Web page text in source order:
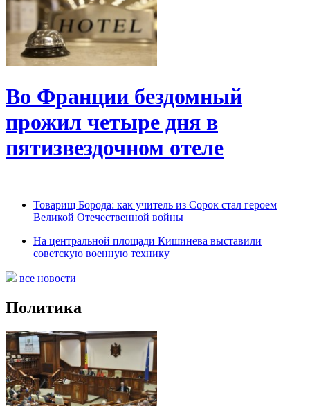
Во Франции бездомный
прожил четыре дня в
пятизвездочном отеле
Товарищ Борода: как учитель из Сорок стал героем
Великой Отечественной войны
На центральной площади Кишинева выставили
советскую военную технику
все новости
Политика